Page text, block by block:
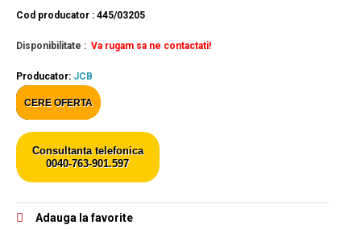
Cod producator : 445/03205
Disponibilitate : Va rugam sa ne contactati!
Producator: JCB
CERE OFERTA
Consultanta telefonica
0040-763-901.597
Adauga la favorite